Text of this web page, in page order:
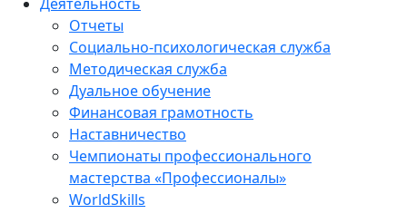
Отчеты
Социально-психологическая служба
Методическая служба
Дуальное обучение
Финансовая грамотность
Наставничество
Чемпионаты профессионального
мастерства «Профессионалы»
WorldSkills